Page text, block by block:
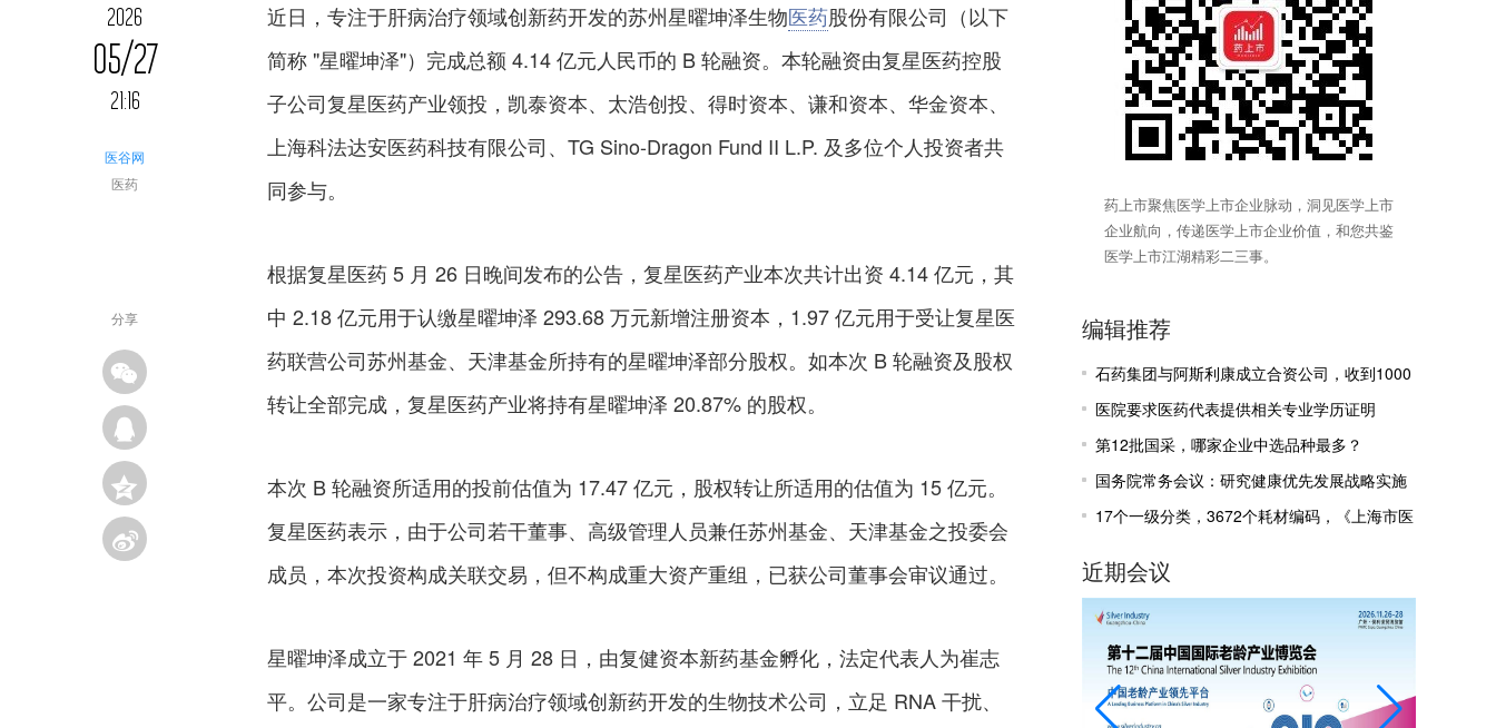
2026
05/27
21:16
医谷网
医药
分享
近日，专注于肝病治疗领域创新药开发的苏州星曜坤泽生物医药股份有限公司（以下
简称 "星曜坤泽"）完成总额 4.14 亿元人民币的 B 轮融资。本轮融资由复星医药控股
子公司复星医药产业领投，凯泰资本、太浩创投、得时资本、谦和资本、华金资本、
上海科法达安医药科技有限公司、TG Sino-Dragon Fund II L.P. 及多位个人投资者共
同参与。
根据复星医药 5 月 26 日晚间发布的公告，复星医药产业本次共计出资 4.14 亿元，其
中 2.18 亿元用于认缴星曜坤泽 293.68 万元新增注册资本，1.97 亿元用于受让复星医
药联营公司苏州基金、天津基金所持有的星曜坤泽部分股权。如本次 B 轮融资及股权
转让全部完成，复星医药产业将持有星曜坤泽 20.87% 的股权。
本次 B 轮融资所适用的投前估值为 17.47 亿元，股权转让所适用的估值为 15 亿元。
复星医药表示，由于公司若干董事、高级管理人员兼任苏州基金、天津基金之投委会
成员，本次投资构成关联交易，但不构成重大资产重组，已获公司董事会审议通过。
星曜坤泽成立于 2021 年 5 月 28 日，由复健资本新药基金孵化，法定代表人为崔志
平。公司是一家专注于肝病治疗领域创新药开发的生物技术公司，立足 RNA 干扰、
药上市聚焦医学上市企业脉动，洞见医学上市
企业航向，传递医学上市企业价值，和您共鉴
医学上市江湖精彩二三事。
编辑推荐
石药集团与阿斯利康成立合资公司，收到1000
万美元里程碑付款
医院要求医药代表提供相关专业学历证明
第12批国采，哪家企业中选品种最多？
国务院常务会议：研究健康优先发展战略实施
有关工作
17个一级分类，3672个耗材编码，《上海市医
近期会议